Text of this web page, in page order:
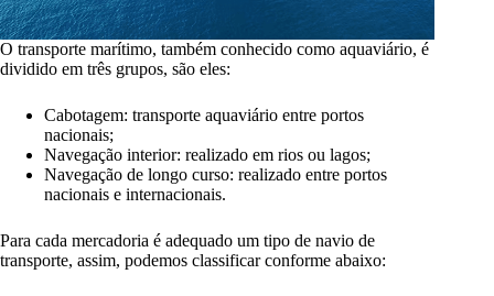
O transporte marítimo, também conhecido como aquaviário, é
dividido em três grupos, são eles:
Cabotagem: transporte aquaviário entre portos
nacionais;
Navegação interior: realizado em rios ou lagos;
Navegação de longo curso: realizado entre portos
nacionais e internacionais.
Para cada mercadoria é adequado um tipo de navio de
transporte, assim, podemos classificar conforme abaixo: